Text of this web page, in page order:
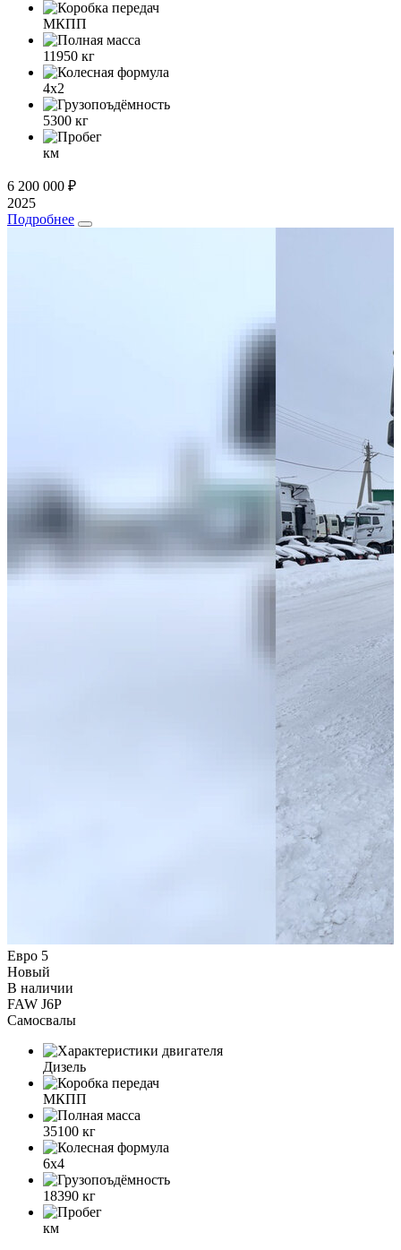
МКПП
11950 кг
4x2
5300 кг
км
6 200 000 ₽
2025
Подробнее
Евро 5
Новый
В наличии
FAW J6P
Самосвалы
Дизель
МКПП
35100 кг
6x4
18390 кг
км